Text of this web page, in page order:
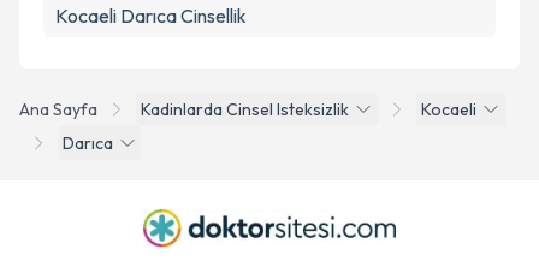
Ana Sayfa Kadinlarda Cinsel Isteksizlik
Kocaeli
Darıca
Kocaeli Darıca Cinsellik